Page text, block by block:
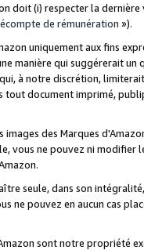
doit (i) respecter la
de rémunération »).
uniquement aux fins
manière qui suggérerait
à notre discrétion,
tout document imprimé,
images des Marques
vous ne pouvez ni
seule, dans son
ne pouvez en aucun cas
sont notre propriété